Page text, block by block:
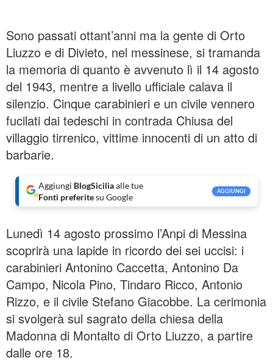
Sono passati ottant’anni ma la gente di Orto
Liuzzo e di Divieto, nel messinese, si tramanda
la memoria di quanto è avvenuto lì il 14 agosto
del 1943, mentre a livello ufficiale calava il
silenzio. Cinque carabinieri e un civile vennero
fucilati dai tedeschi in contrada Chiusa del
villaggio tirrenico, vittime innocenti di un atto di
barbarie.
Aggiungi BlogSiciliaalle tue
Fonti preferitesu Google
AGGIUNGI
Lunedì 14 agosto prossimo l’Anpi di Messina
scoprirà una lapide in ricordo dei sei uccisi: i
carabinieri Antonino Caccetta, Antonino Da
Campo, Nicola Pino, Tindaro Ricco, Antonio
Rizzo, e il civile Stefano Giacobbe. La cerimonia
si svolgerà sul sagrato della chiesa della
Madonna di Montalto di Orto Liuzzo, a partire
dalle ore 18.